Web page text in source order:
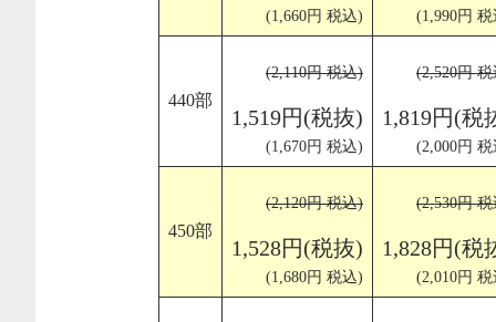
(1,660円 税込) (1,990円
440部
(2,110円 税込)
1,519円(税抜)
(1,670円 税込)
(2,520円
1,819円(税
(2,000円
450部
(2,120円 税込)
1,528円(税抜)
(1,680円 税込)
(2,530円
1,828円(税
(2,010円